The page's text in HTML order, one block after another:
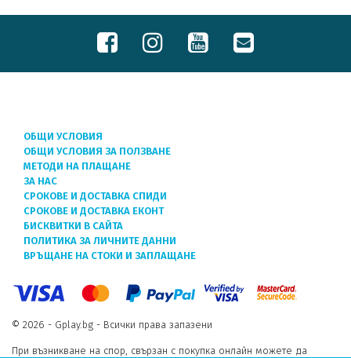
ОБЩИ УСЛОВИЯ
ОБЩИ УСЛОВИЯ ЗА ПОЛЗВАНЕ
МЕТОДИ НА ПЛАЩАНЕ
ЗА НАС
СРОКОВЕ И ДОСТАВКА СПИДИ
СРОКОВЕ И ДОСТАВКА ЕКОНТ
БИСКВИТКИ В САЙТА
ПОЛИТИКА ЗА ЛИЧНИТЕ ДАННИ
ВРЪЩАНЕ НА СТОКИ И ЗАПЛАЩАНЕ
© 2026 - Gplay.bg - Всички права запазени
При възникване на спор, свързан с покупка онлайн можете да